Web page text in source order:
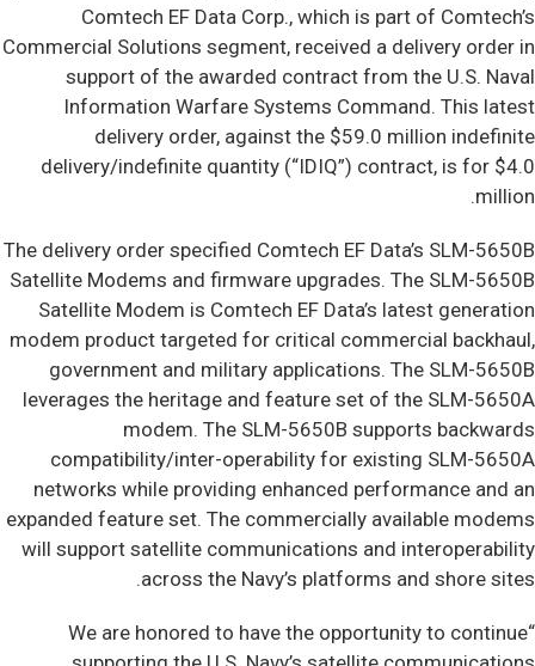
Comtech EF Data Corp., which is part of Comtech’s
Commercial Solutions segment, received a delivery order in
support of the awarded contract from the U.S. Naval
Information Warfare Systems Command. This latest
delivery order, against the $59.0 million indefinite
delivery/indefinite quantity (“IDIQ”) contract, is for $4.0
million.
The delivery order specified Comtech EF Data’s SLM-5650B
Satellite Modems and firmware upgrades. The SLM-5650B
Satellite Modem is Comtech EF Data’s latest generation
modem product targeted for critical commercial backhaul,
government and military applications. The SLM-5650B
leverages the heritage and feature set of the SLM-5650A
modem. The SLM-5650B supports backwards
compatibility/inter-operability for existing SLM-5650A
networks while providing enhanced performance and an
expanded feature set. The commercially available modems
will support satellite communications and interoperability
across the Navy’s platforms and shore sites.
“We are honored to have the opportunity to continue